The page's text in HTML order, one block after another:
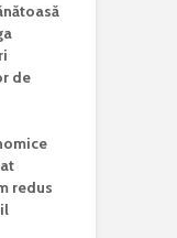
de
redus